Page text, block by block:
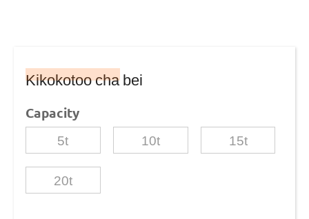
Kikokotoo cha bei
Capacity
5t 10t 15t
20t